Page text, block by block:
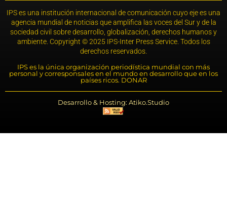
IPS es una institución internacional de comunicación cuyo eje es una
agencia mundial de noticias que amplifica las voces del Sur y de la
sociedad civil sobre desarrollo, globalización, derechos humanos y
ambiente. Copyright © 2025 IPS-Inter Press Service. Todos los
derechos reservados.
IPS es la única organización periodística mundial con más
personal y corresponsales en el mundo en desarrollo que en los
países ricos. DONAR
Desarrollo & Hosting: Atiko.Studio